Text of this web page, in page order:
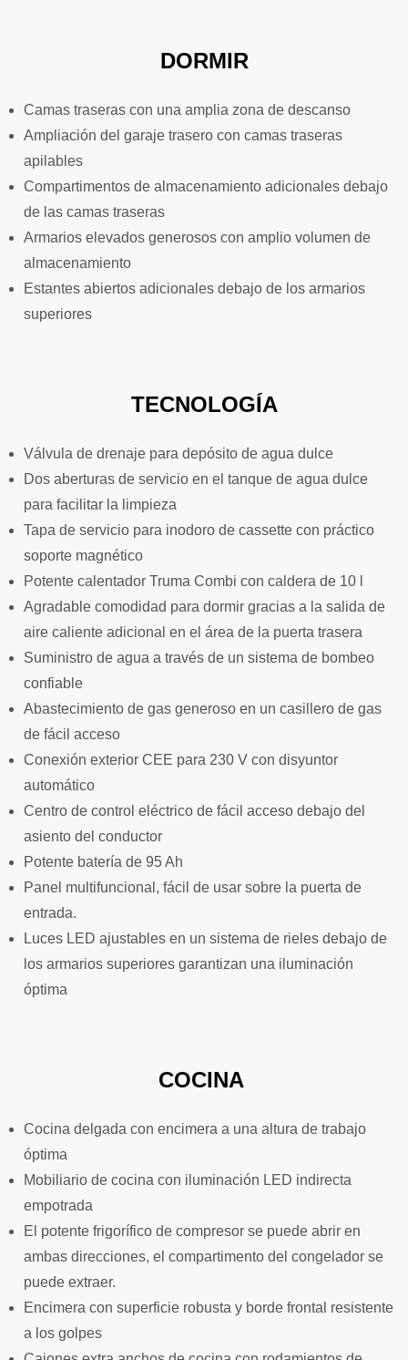
DORMIR
Camas traseras con una amplia zona de descanso
Ampliación del garaje trasero con camas traseras
apilables
Compartimentos de almacenamiento adicionales debajo
de las camas traseras
Armarios elevados generosos con amplio volumen de
almacenamiento
Estantes abiertos adicionales debajo de los armarios
superiores
TECNOLOGÍA
Válvula de drenaje para depósito de agua dulce
Dos aberturas de servicio en el tanque de agua dulce
para facilitar la limpieza
Tapa de servicio para inodoro de cassette con práctico
soporte magnético
Potente calentador Truma Combi con caldera de 10 l
Agradable comodidad para dormir gracias a la salida de
aire caliente adicional en el área de la puerta trasera
Suministro de agua a través de un sistema de bombeo
confiable
Abastecimiento de gas generoso en un casillero de gas
de fácil acceso
Conexión exterior CEE para 230 V con disyuntor
automático
Centro de control eléctrico de fácil acceso debajo del
asiento del conductor
Potente batería de 95 Ah
Panel multifuncional, fácil de usar sobre la puerta de
entrada.
Luces LED ajustables en un sistema de rieles debajo de
los armarios superiores garantizan una iluminación
óptima
COCINA
Cocina delgada con encimera a una altura de trabajo
óptima
Mobiliario de cocina con iluminación LED indirecta
empotrada
El potente frigorífico de compresor se puede abrir en
ambas direcciones, el compartimento del congelador se
puede extraer.
Encimera con superficie robusta y borde frontal resistente
a los golpes